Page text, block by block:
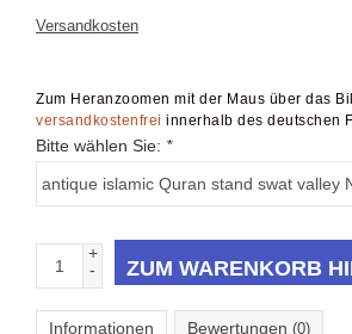
Versandkosten
Zum Heranzoomen mit der Maus über das
versandkostenfrei innerhalb des deutschen
Bitte wählen Sie: *
+
-
ZUM WARENKORB
Informationen Bewertungen (0)